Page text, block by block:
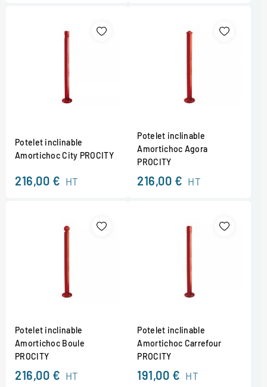
Potelet inclinable
Amortichoc City PROCITY
216,00 € HT
Potelet inclinable
Amortichoc Agora
PROCITY
216,00 € HT
Potelet inclinable
Amortichoc Boule
PROCITY
216,00 € HT
Potelet inclinable
Amortichoc Carrefour
PROCITY
191,00 € HT